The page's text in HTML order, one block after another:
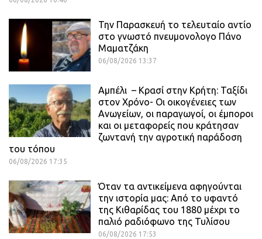
Την Παρασκευή το τελευταίο αντίο
στο γνωστό πνευμονολογο Πάνο
Μαματζάκη
06/08/2026 13:37
Αμπέλι – Κρασί στην Κρήτη: Ταξίδι
στον Χρόνο- Οι οικογένειες των
Ανωγείων, οι παραγωγοί, οι έμποροι
και οι μεταφορείς που κράτησαν
ζωντανή την αγροτική παράδοση
του τόπου
06/08/2026 17:35
Όταν τα αντικείμενα αφηγούνται
την ιστορία μας: Από το υφαντό
της Κιθαρίδας του 1880 μέχρι το
παλιό ραδιόφωνο της Τυλίσου
06/08/2026 17:53